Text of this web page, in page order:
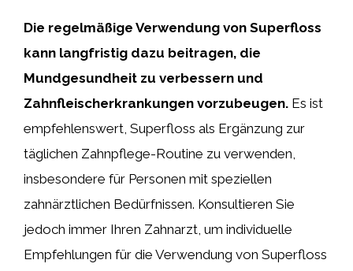
Die regelmäßige Verwendung von Superfloss
kann langfristig dazu beitragen, die
Mundgesundheit zu verbessern und
Zahnfleischerkrankungen vorzubeugen. Es ist
empfehlenswert, Superfloss als Ergänzung zur
täglichen Zahnpflege-Routine zu verwenden,
insbesondere für Personen mit speziellen
zahnärztlichen Bedürfnissen. Konsultieren Sie
jedoch immer Ihren Zahnarzt, um individuelle
Empfehlungen für die Verwendung von Superfloss